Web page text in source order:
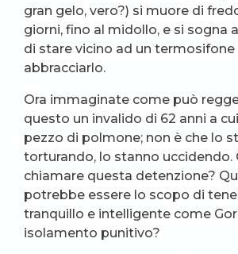
gran gelo, vero?) si muore di
giorni, fino al midollo, e si sogna
di stare vicino ad un termosifone
abbracciarlo.
Ora immaginate come può
questo un invalido di 62 anni a
pezzo di polmone; non è che lo
torturando, lo stanno uccidendo.
chiamare questa detenzione?
potrebbe essere lo scopo di
tranquillo e intelligente come
isolamento punitivo?